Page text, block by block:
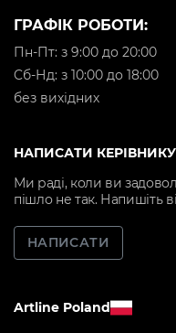
ГРАФІК РОБОТИ:
Пн-Пт: з 9:00 до 20:00
Cб-Нд: з 10:00 до 18:00
без вихідних
НАПИСАТИ КЕРІВНИКУ
Ми раді, коли ви
пішло не так. Напишіть
НАПИСАТИ
Artline Poland